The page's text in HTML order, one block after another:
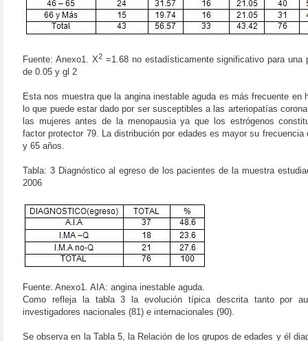
Fuente: Anexo1. X2=1.68 no estadísticamente significativo para una
de 0.05 y gl 2
Esta nos muestra que la angina inestable aguda es más frecuente en
lo que puede estar dado por ser susceptibles a las arteriopatías
las mujeres antes de la menopausia ya que los estrógenos
factor protector 79. La distribución por edades es mayor su frecuencia
y 65 años.
Tabla: 3 Diagnóstico al egreso de los pacientes de la muestra
2006
Fuente: Anexo1. AIA: angina inestable aguda.
Como refleja la tabla 3 la evolución típica descrita tanto por
investigadores nacionales (81) e internacionales (90).
Se observa en la Tabla 5, la Relación de los grupos de edades y él